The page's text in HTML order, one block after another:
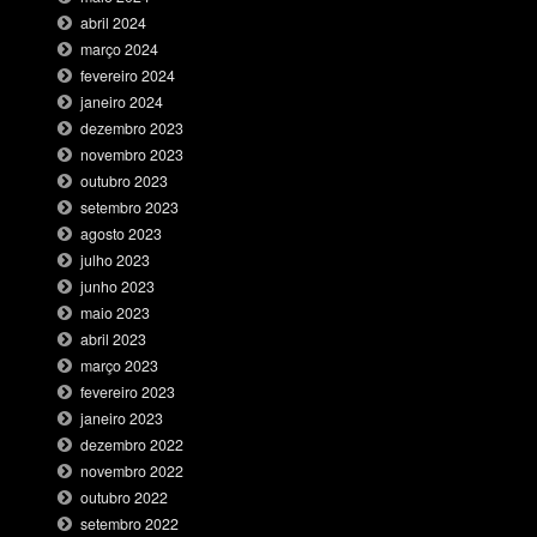
abril 2024
março 2024
fevereiro 2024
janeiro 2024
dezembro 2023
novembro 2023
outubro 2023
setembro 2023
agosto 2023
julho 2023
junho 2023
maio 2023
abril 2023
março 2023
fevereiro 2023
janeiro 2023
dezembro 2022
novembro 2022
outubro 2022
setembro 2022